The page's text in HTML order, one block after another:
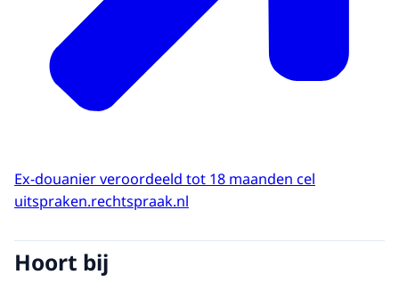
Ex-douanier veroordeeld tot 18 maanden cel
uitspraken.rechtspraak.nl
Hoort bij